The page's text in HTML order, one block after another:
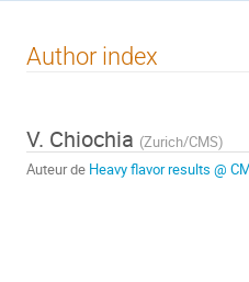
Author index
V. Chiochia (Zurich/CMS)
Auteur de Heavy flavor results @